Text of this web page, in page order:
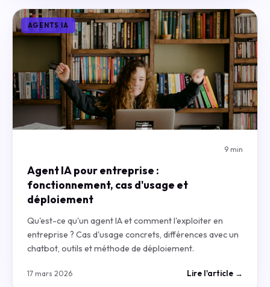
AGENTS IA
9 min
Agent IA pour entreprise :
fonctionnement, cas d'usage et
déploiement
Qu'est-ce qu'un agent IA et comment l'exploiter en
entreprise ? Cas d'usage concrets, différences avec un
chatbot, outils et méthode de déploiement.
17 mars 2026 Lire l'article →